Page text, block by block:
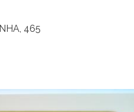
465